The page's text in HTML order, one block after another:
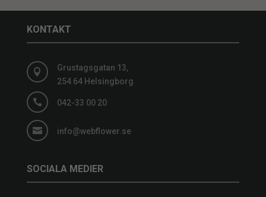
KONTAKT

Grustagsgatan 13,
254 64 Helsingborg
 042-33 00 20
 info@webflower.se
SOCIALA MEDIER